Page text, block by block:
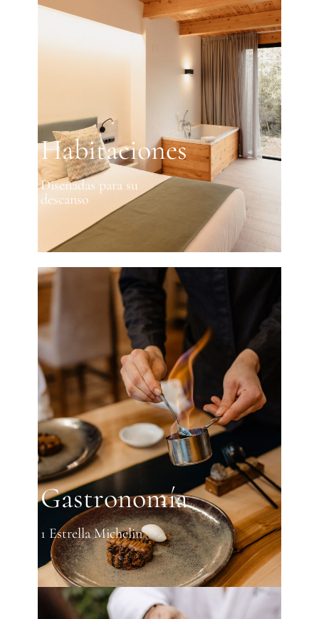
Habitaciones
Diseñadas para su
descanso
Gastronomía
1 Estrella Michelin